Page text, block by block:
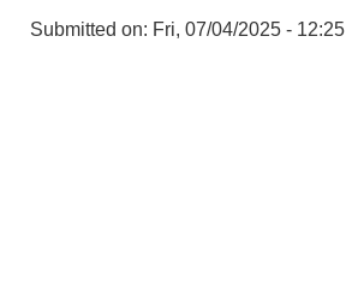
Submitted on: Fri, 07/04/2025 - 12:25